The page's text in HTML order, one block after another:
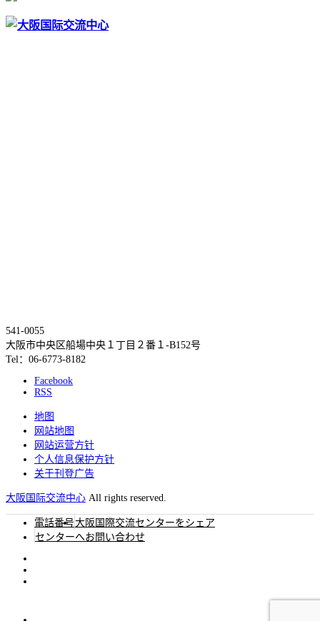
541-0055
大阪市中央区船場中央１丁目２番１-B152号
Tel：06-6773-8182
Facebook
RSS
地图
网站地图
网站运营方针
个人信息保护方针
关于刊登广告
大阪国际交流中心 All rights reserved.
電話番号大阪国際交流センターをシェア
センターへお問い合わせ